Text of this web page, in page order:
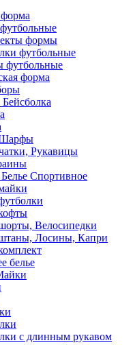
формы
футбольные
форма
Шарфы
Рукавицы
Спортивное
Велосипедки
Лосины, Капри
белье
с длинным рукавом